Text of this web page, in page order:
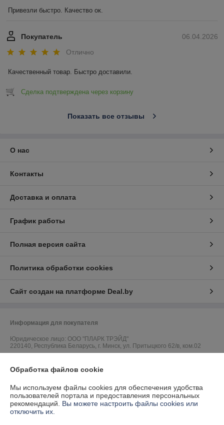
Привезли быстро. Качество ок.
06.04.2026
Покупатель
Отлично
Качественный товар. Быстро доставили.
Сделка подтверждена через корзину
Показать все отзывы
О нас
Контакты
Доставка и оплата
График работы
Полная версия сайта
Политика обработки cookies
Сайт создан на платформе Deal.by
Информация для покупателя
Юридическое лицо: ООО "ПЛАРК ТРЭЙД"
220140, Республика Беларусь, г. Минск, ул. Притыцкого 62/в, ком.02
Регистрационный орган: Администрация Фрунзенского района г.
Минска
Обработка файлов cookie
Мы используем файлы cookies для обеспечения удобства
пользователей портала и предоставления персональных
рекомендаций. Вы можете настроить файлы cookies или
отключить их.